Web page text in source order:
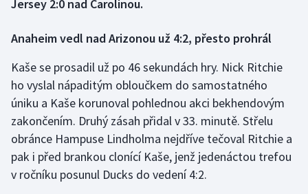
Golf
Gymnastika
Házená
Jezdectví
Judo
Krasobruslení
Jersey 2:0 nad Carolinou.
Anaheim vedl nad Arizonou už 4:2, přesto prohrál
Kaše se prosadil už po 46 sekundách hry. Nick Ritchie
ho vyslal nápaditým obloučkem do samostatného
úniku a Kaše korunoval pohlednou akci bekhendovým
zakončením. Druhý zásah přidal v 33. minutě. Střelu
obránce Hampuse Lindholma nejdříve tečoval Ritchie a
pak i před brankou clonící Kaše, jenž jedenáctou trefou
v ročníku posunul Ducks do vedení 4:2.